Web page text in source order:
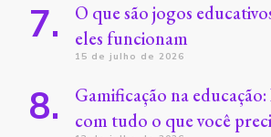
O que são jogos
eles funcionam
15 de julho de 2026
Gamificação na
com tudo o que você